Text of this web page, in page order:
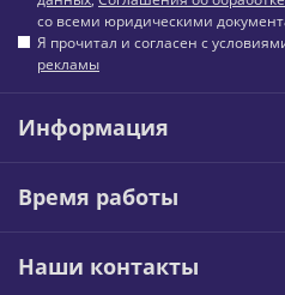
со всеми юридическими
Я прочитал и согласен с
рекламы
Информация
Время работы
Наши контакты